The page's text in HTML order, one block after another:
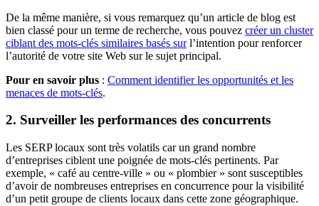
De la même manière, si vous remarquez qu’un article de blog est
bien classé pour un terme de recherche, vous pouvez créer un cluster
ciblant des mots-clés similaires basés surl’intention pour renforcer
l’autorité de votre site Web sur le sujet principal.
Pour en savoir plus : Comment identifier les opportunités et les
menaces de mots-clés.
2. Surveiller les performances des concurrents
Les SERP locaux sont très volatils car un grand nombre
d’entreprises ciblent une poignée de mots-clés pertinents. Par
exemple, « café au centre-ville » ou « plombier » sont susceptibles
d’avoir de nombreuses entreprises en concurrence pour la visibilité
d’un petit groupe de clients locaux dans cette zone géographique.